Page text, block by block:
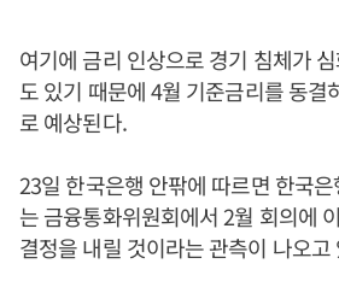
여기에 금리 인상으로 경기 침체가
도 있기 때문에 4월 기준금리를 동결
로 예상된다.
23일 한국은행 안팎에 따르면 한국
는 금융통화위원회에서 2월 회의에
결정을 내릴 것이라는 관측이 나오고